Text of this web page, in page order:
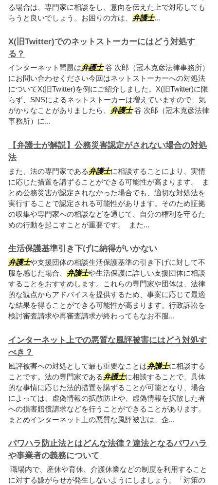
る場合は、専門家に相談をし、意向を伝えた上で対応しても
らうと良いでしょう。お困りの方は、 弁護士...
X(旧Twitter)でのネットストーカーにはどう対処す
る？
インターネット問題は弁護士谷 次郎（冠木克彦法律事務所）
にお問い合わせください今回はネットストーカーへの対処法
についてX(旧Twitter)を例にご紹介しました。X(旧Twitter)に限
らず、SNSによるネットストーカーは増えていますので、気
がかりなことがありましたら、 弁護士谷 次郎（冠木克彦法律
事務所）に...
【弁護士が解説】公務災害認定がされない場合の対処
法
また、法の専門家である弁護士に相談することにより、実情
に応じた措置を講ずることができる可能性が高まります。 ま
とめ公務災害が認定されなかった場合でも、適切な対処法を
実行することで認定される可能性があります。そのため証拠
の収集や専門家への相談などを通じて、自分の権利を守るた
めの行動を起こすことが重要です。 また...
生活保護基準引き下げに納得がいかない
弁護士や支援団体の相談生活保護基準の引き下げに対して不
服を感じた場合、 弁護士や生活保護に詳しい支援団体に相談
することをおすすめします。これらの専門家や団体は、法律
的な観点からアドバイスを提供するため、事案に応じて最適
な結果を得ることができる可能性が高まります。行政訴訟を
検討審査請求や再審査請求が終わってもなお不服...
インターネット上での悪質な風評被害にはどう対処す
べき？
風評被害への対処として最も重要なことは弁護士に相談する
ことです。法の専門家である弁護士に相談することで、具体
的な事情に応じた法的措置を講ずることが可能となり、場合
によっては、虚偽情報の拡散防止や、虚偽情報を拡散した者
への損害賠償請求などを行うことができることがあります。
まとめインターネット上の悪質な風評被害は、企...
パワハラ防止法とはどんな法律？違法となるパワハラ
や事業者の義務について
職場内で、産休や育休、介護休業などの制度を利用すること
に対する嫌がらせが発生しないようにしましょう。「対策の